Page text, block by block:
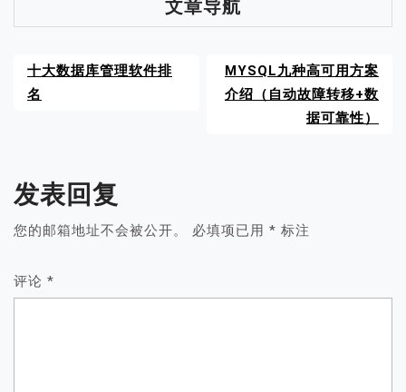
文章导航
十大数据库管理软件排
名
MYSQL九种高可用方案
介绍（自动故障转移+数
据可靠性）
发表回复
您的邮箱地址不会被公开。 必填项已用 * 标注
评论 *